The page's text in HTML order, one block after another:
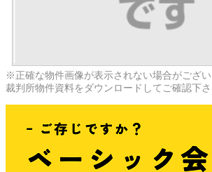
※正確な物件画像が表示されない場合がござ
裁判所物件資料をダウンロードしてご確認下さ